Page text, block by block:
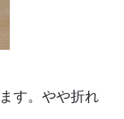
す。やや折れ